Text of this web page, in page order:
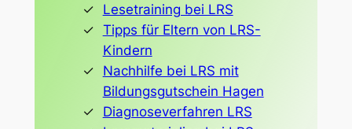
Lesetraining bei LRS
Tipps für Eltern von LRS-
Kindern
Nachhilfe bei LRS mit
Bildungsgutschein Hagen
Diagnoseverfahren LRS